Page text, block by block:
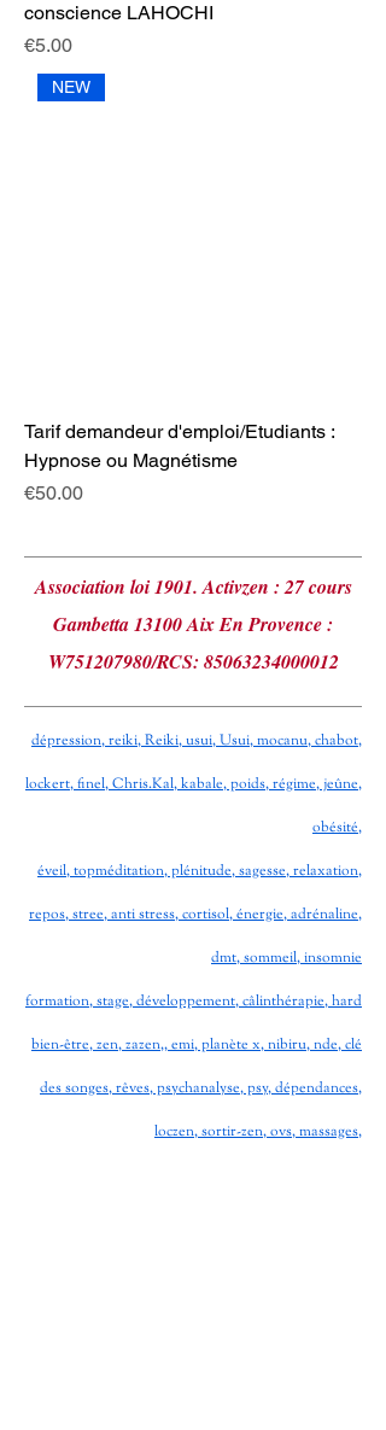
conscience LAHOCHI
Price
€5.00
NEW
Tarif demandeur d'emploi/Etudiants :
Hypnose ou Magnétisme
Price
€50.00
Association loi 1901. Activzen : 27 cours
Gambetta 13100 Aix En Provence :
W751207980/RCS: 85063234000012
dépression, reiki, Reiki, usui, Usui, mocanu, chabot,
lockert, finel, Chris.Kal, kabale, poids, régime, jeûne,
obésité,
éveil, topméditation, plénitude, sagesse, relaxation,
repos, stree, anti stress, cortisol, énergie, adrénaline,
dmt, sommeil, insomnie
formation, stage, développement, câlinthérapie, hard
bien-être, zen, zazen,, emi, planète x, nibiru, nde, clé
des songes, rêves, psychanalyse, psy, dépendances,
loczen, sortir-zen, ovs, massages,